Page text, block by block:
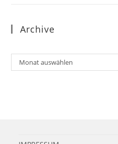
Archive
Archiv
Monat auswählen